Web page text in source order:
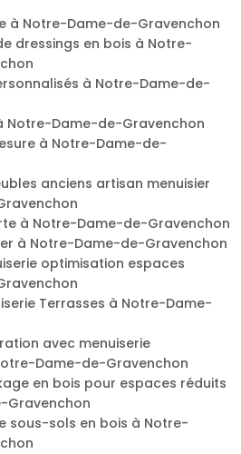
à Notre-Dame-de-Gravenchon
dressings en bois à Notre-
à Notre-Dame-de-
Notre-Dame-de-Gravenchon
à Notre-Dame-de-
anciens artisan menuisier
à Notre-Dame-de-Gravenchon
à Notre-Dame-de-Gravenchon
optimisation espaces
Terrasses à Notre-Dame-
avec menuiserie
Dame-de-Gravenchon
en bois pour espaces réduits
Gravenchon
sous-sols en bois à Notre-